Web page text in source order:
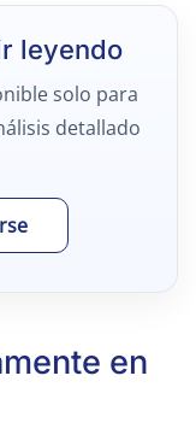
leyendo
solo para
detallado
en